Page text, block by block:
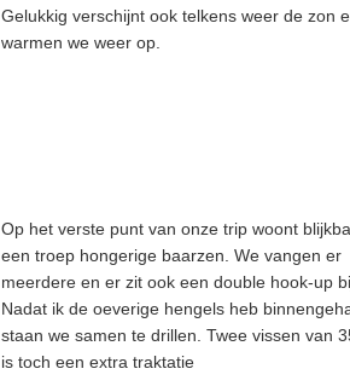
Gelukkig verschijnt ook telkens weer de zon
warmen we weer op.
Op het verste punt van onze trip woont
een troep hongerige baarzen. We vangen er
meerdere en er zit ook een double hook-up
Nadat ik de oeverige hengels heb
staan we samen te drillen. Twee vissen van
is toch een extra traktatie